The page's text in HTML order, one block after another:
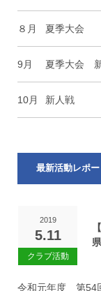
８月 夏季大会
9月 夏季大会
10月 新人戦
最新活動レポー
2019
5.11
令和元年度 第54